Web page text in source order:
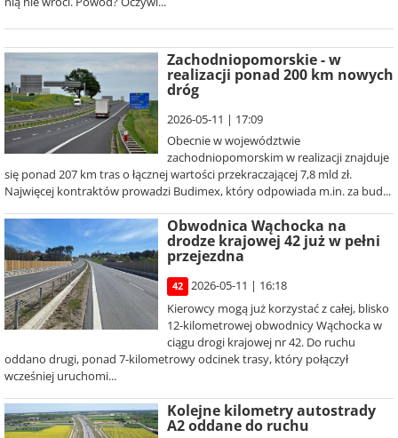
Zachodniopomorskie - w
realizacji ponad 200 km nowych
dróg
2026-05-11 | 17:09
Obecnie w województwie
zachodniopomorskim w realizacji znajduje
się ponad 207 km tras o łącznej wartości przekraczającej 7,8 mld zł.
Najwięcej kontraktów prowadzi Budimex, który odpowiada m.in. za bud...
Obwodnica Wąchocka na
drodze krajowej 42 już w pełni
przejezdna
42
2026-05-11 | 16:18
Kierowcy mogą już korzystać z całej, blisko
12-kilometrowej obwodnicy Wąchocka w
ciągu drogi krajowej nr 42. Do ruchu
oddano drugi, ponad 7-kilometrowy odcinek trasy, który połączył
wcześniej uruchomi...
Kolejne kilometry autostrady
A2 oddane do ruchu